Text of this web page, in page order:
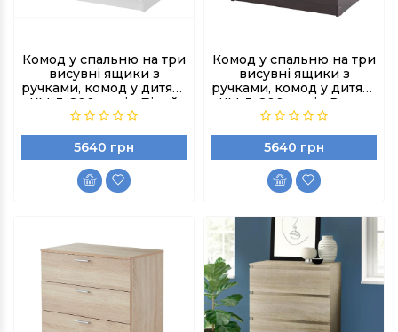
Комод у спальню на три
висувні ящики з
ручками, комод у дитячу
КМ-3-800, колір Білий
5640 грн
Комод у спальню на три
висувні ящики з
ручками, комод у дитячу
КМ-3-800, колір Венге
Магія
5640 грн